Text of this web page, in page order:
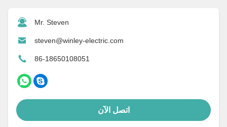
Mr. Steven
steven@winley-electric.com
86-18650108051
اتصل الآن